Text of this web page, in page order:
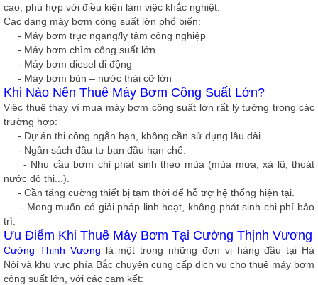
cao, phù hợp với điều kiện làm việc khắc nghiệt.
Các dạng máy bơm công suất lớn phổ biến:
- Máy bơm trục ngang/ly tâm công nghiệp
- Máy bơm chìm công suất lớn
- Máy bơm diesel di động
- Máy bơm bùn – nước thải cỡ lớn
Khi Nào Nên Thuê Máy Bơm Công Suất Lớn?
Việc thuê thay vì mua máy bơm công suất lớn rất lý tưởng trong các
trường hợp:
- Dự án thi công ngắn hạn, không cần sử dụng lâu dài.
- Ngân sách đầu tư ban đầu hạn chế.
- Nhu cầu bơm chỉ phát sinh theo mùa (mùa mưa, xả lũ, thoát
nước đô thị...).
- Cần tăng cường thiết bị tạm thời để hỗ trợ hệ thống hiện tại.
- Mong muốn có giải pháp linh hoạt, không phát sinh chi phí bảo
trì.
Ưu Điểm Khi Thuê Máy Bơm Tại Cường Thịnh Vương
Cường Thịnh Vương là một trong những đơn vị hàng đầu tại Hà
Nội và khu vực phía Bắc chuyên cung cấp dịch vụ cho thuê máy bơm
công suất lớn, với các cam kết: